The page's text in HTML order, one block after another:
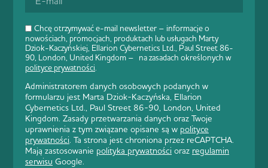
Chcę otrzymywać e-mail newsletter – informacje o
nowościach, promocjach, produktach lub usługach Marty
Dziok-Kaczyńskiej, Ellarion Cybernetics Ltd., Paul Street 86-
90, London, United Kingdom – na zasadach określonych w
polityce prywatności.
Administratorem danych osobowych podanych w
formularzu jest Marta Dziok-Kaczyńska, Ellarion
Cybernetics Ltd., Paul Street 86-90, London, United
Kingdom. Zasady przetwarzania danych oraz Twoje
uprawnienia z tym związane opisane są w polityce
prywatności. Ta strona jest chroniona przez reCAPTCHA.
Mają zastosowanie polityka prywatności oraz regulamin
serwisu Google.